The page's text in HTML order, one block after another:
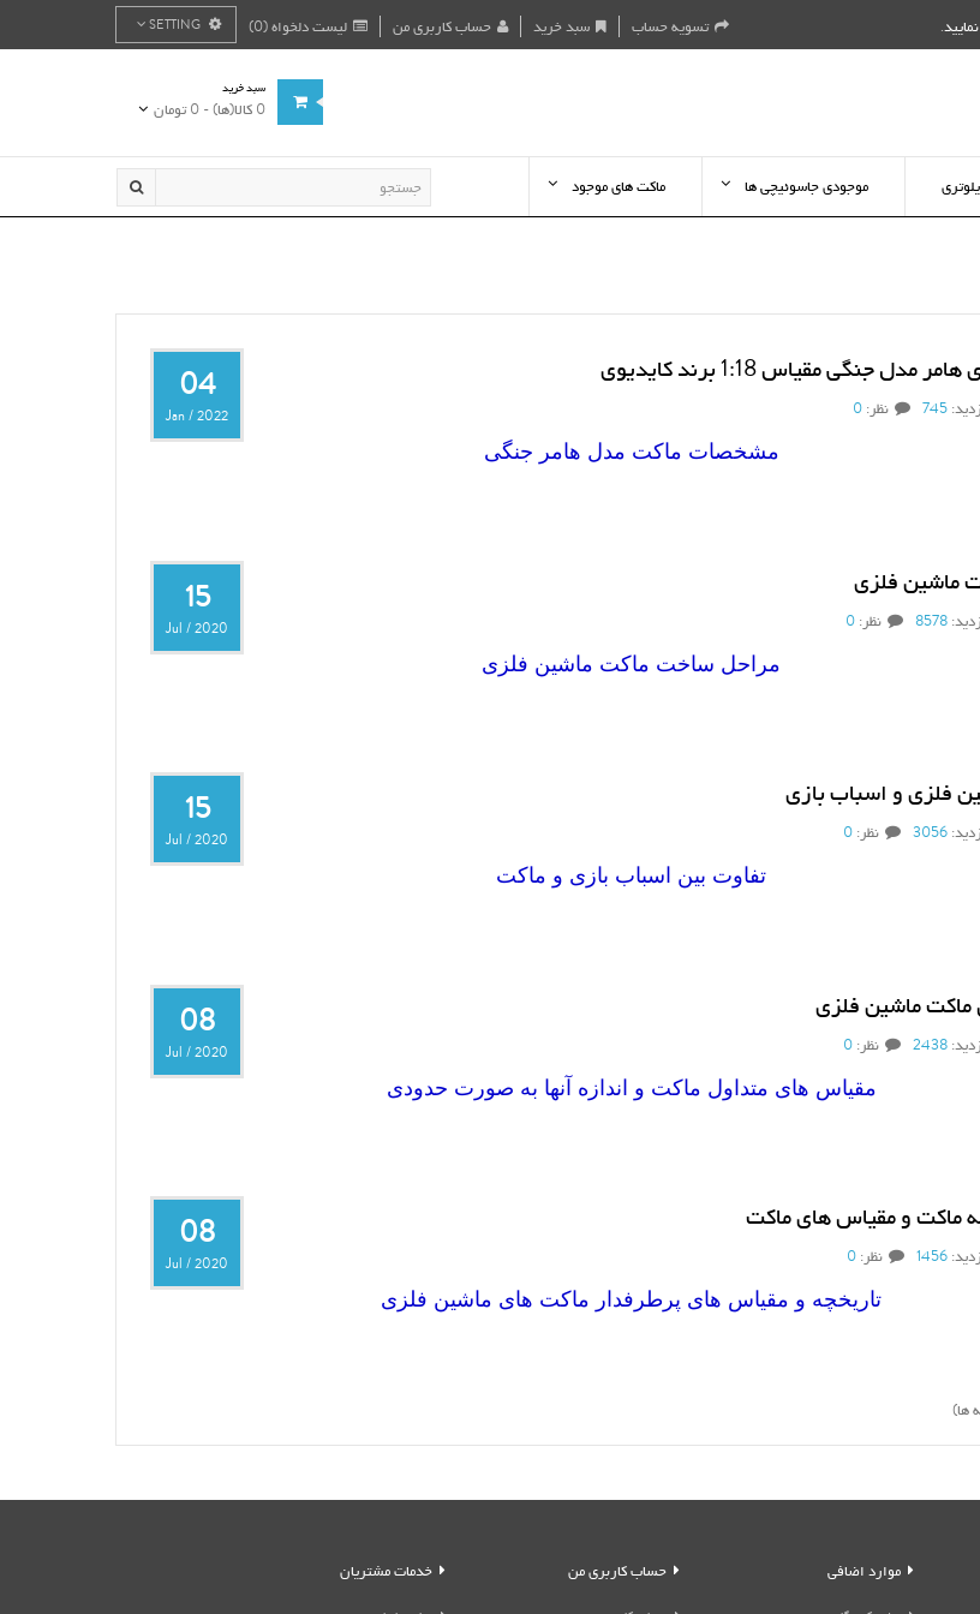
. لیست دلخواه (0) حساب کاربری من سبد خرید تسویه حساب SETTING
سبد خرید
0 کالا(ها) - 0 تومان
موجودی جاسوئیچی ها ماکت های موجود
04
Jan/2022
جنگی مقیاس 1:18 برند کایدیوی
745 نظر:0
مشخصات ماکت مدل هامر جنگی
15
Jul /2020
ماشین فلزی
8578 نظر:0
مراحل ساخت ماکت ماشین فلزی
15
Jul /2020
فلزی و اسباب بازی
3056 نظر:0
تفاوت بین اسباب بازی و ماکت
08
Jul /2020
ماکت ماشین فلزی
2438 نظر:0
مقياس های متداول ماكت و اندازه آنها به صورت حدودی
08
Jul /2020
ماکت و مقیاس های ماکت
1456 نظر:0
تاریخچه و مقیاس های پرطرفدار ماکت های ماشین فلزی
موارد اضافی حساب کاربری من خدمات مشتریان